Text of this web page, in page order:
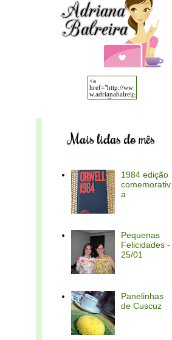
Mais lidas do mês
1984 edição
comemorativ
a
Pequenas
Felicidades -
25/01
Panelinhas
de Cuscuz